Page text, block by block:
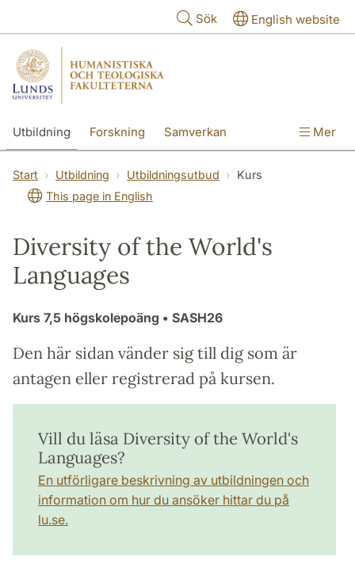
Sök English website
Utbildning Forskning Samverkan Mer
Start Utbildning Utbildningsutbud
Kurs
This page in English
Diversity of the World's
Languages
Kurs 7,5 högskolepoäng • SASH26
Den här sidan vänder sig till dig som är
antagen eller registrerad på kursen.
Vill du läsa Diversity of the World's
Languages?
En utförligare beskrivning av utbildningen och
information om hur du ansöker hittar du på
lu.se.